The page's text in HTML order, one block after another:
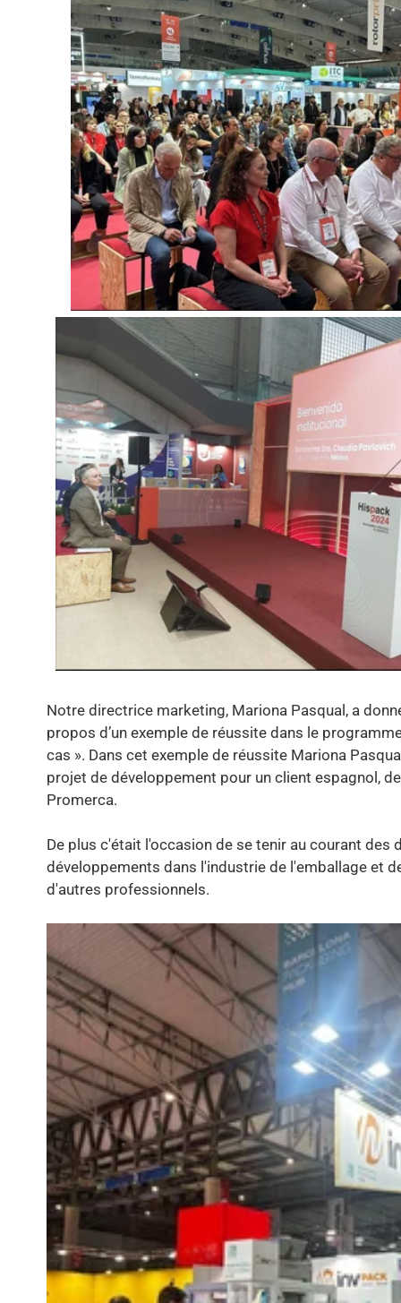
Notre directrice marketing, Mariona Pasqual, a
propos d’un exemple de réussite dans le
cas ». Dans cet exemple de réussite Mariona
projet de développement pour un client espagnol,
Promerca.
De plus c'était l'occasion de se tenir au courant des
développements dans l'industrie de l'emballage et
d'autres professionnels.